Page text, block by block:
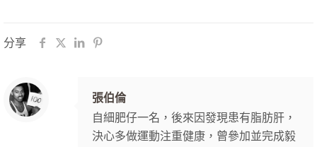
分享
張伯倫
自細肥仔一名，後來因發現患有脂肪肝，
決心多做運動注重健康，曾參加並完成毅